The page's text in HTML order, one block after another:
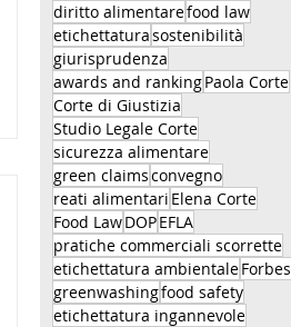
diritto alimentarefood law
etichettaturasostenibilità
giurisprudenza
awards and rankingPaola Corte
Corte di Giustizia
Studio Legale Corte
sicurezza alimentare
green claimsconvegno
reati alimentari Elena Corte
Food LawDOPEFLA
pratiche commerciali scorrette
etichettatura ambientaleForbes
greenwashingfood safety
etichettatura ingannevole